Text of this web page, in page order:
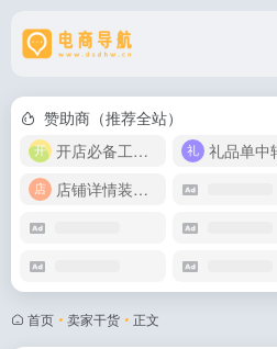
赞助商（推荐全站）
开店必备工具箱
店铺详情装修模版
首页 • 卖家干货 • 正文